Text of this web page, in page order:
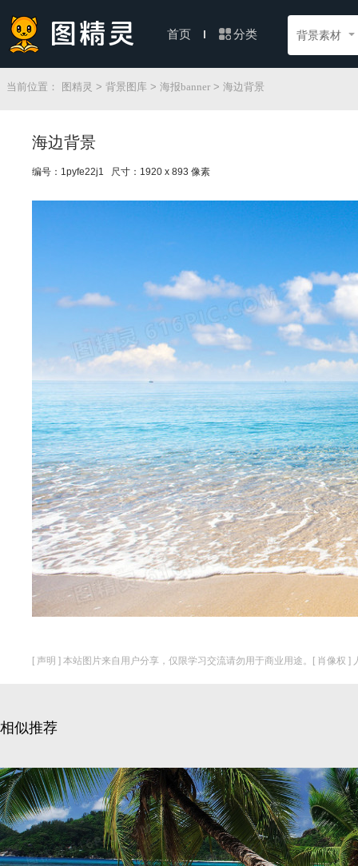
首页 分类 背景素材
当前位置： 图精灵 > 背景图库 > 海报banner > 海边背景
海边背景
编号：1pyfe22j1 尺寸：1920 x 893 像素
[ 声明 ] 本站图片来自用户分享，仅限学习交流请勿用于商业用途。[ 肖像权 ]
相似推荐